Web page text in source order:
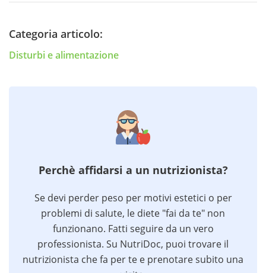
Categoria articolo:
Disturbi e alimentazione
Perchè affidarsi a un nutrizionista?
Se devi perder peso per motivi estetici o per
problemi di salute, le diete "fai da te" non
funzionano. Fatti seguire da un vero
professionista. Su NutriDoc, puoi trovare il
nutrizionista che fa per te e prenotare subito una